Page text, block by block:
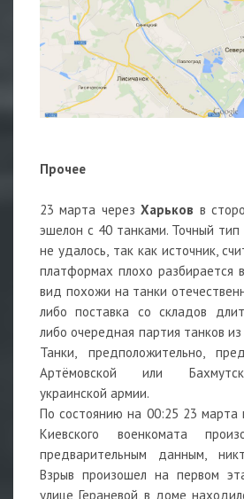
Прочее
23 марта черезХарьков в
эшелон с 40 танками. Точный тип
не удалось, так как источник,
платформах плохо разбирается
вид похожи на танки
либо поставка со складов
либо очередная партия танков
Танки, предположительно,
Артёмовской или
украинской армии.
По состоянию на 00:25 23 марта
Киевского военкомата
предварительным данным,
Взрыв произошел на первом
улице Гераневой, в доме